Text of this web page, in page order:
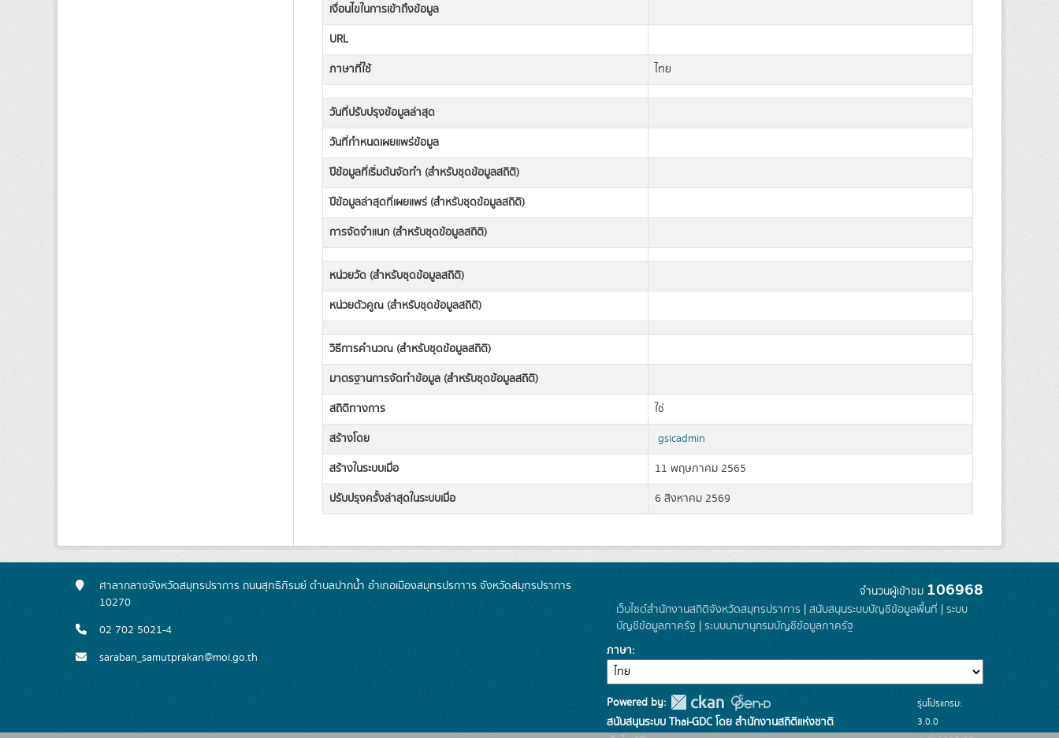
เงื่อนไขในการเข้าถึงข้อมูล
URL
ภาษาที่ใช้
ไทย
วันที่ปรับปรุงข้อมูลล่าสุด
วันที่กำหนดเผยแพร่ข้อมูล
ปีข้อมูลที่เริ่มต้นจัดทำ (สำหรับชุดข้อมูลสถิติ)
ปีข้อมูลล่าสุดที่เผยแพร่ (สำหรับชุดข้อมูลสถิติ)
การจัดจำแนก (สำหรับชุดข้อมูลสถิติ)
หน่วยวัด (สำหรับชุดข้อมูลสถิติ)
หน่วยตัวคูณ (สำหรับชุดข้อมูลสถิติ)
วิธีการคำนวณ (สำหรับชุดข้อมูลสถิติ)
มาตรฐานการจัดทำข้อมูล (สำหรับชุดข้อมูลสถิติ)
สถิติทางการ
ใช่
สร้างโดย
gsicadmin
สร้างในระบบเมื่อ
11 พฤษภาคม 2565
ปรับปรุงครั้งล่าสุดในระบบเมื่อ
6 สิงหาคม 2569
ศาลากลางจังหวัดสมุทรปราการ ถนนสุทธิภิรมย์ ตำบลปากน้ำ อำเภอเมืองสมุทรปรกาาร จังหวัดสมุทรปราการ
10270
02 702 5021-4
saraban_samutprakan@moi.go.th
จำนวนผู้เข้าชม 106968
เว็บไซต์สำนักงานสถิติจังหวัดสมุทรปราการ | สนับสนุนระบบบัญชีข้อมูลพื้นที่ | ระบบ
บัญชีข้อมูลภาครัฐ | ระบบนามานุกรมบัญชีข้อมูลภาครัฐ
ภาษา
Powered by:
สนับสนุนระบบ Thai-GDC โดย สำนักงานสถิติแห่งชาติ
รุ่นโปรแกรม:
3.0.0